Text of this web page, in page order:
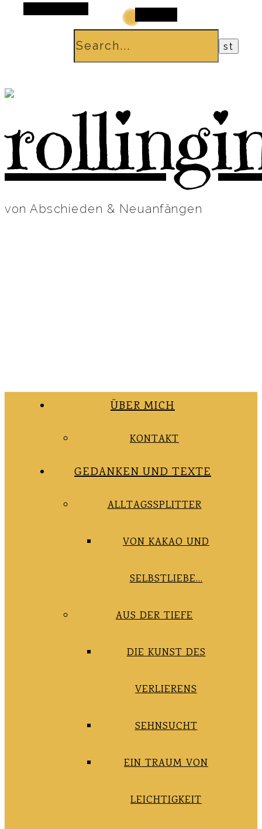
von Abschieden & Neuanfängen
ÜBER MICH
KONTAKT
GEDANKEN UND TEXTE
ALLTAGSSPLITTER
VON KAKAO UND
SELBSTLIEBE…
AUS DER TIEFE
DIE KUNST DES
VERLIERENS
SEHNSUCHT
EIN TRAUM VON
LEICHTIGKEIT